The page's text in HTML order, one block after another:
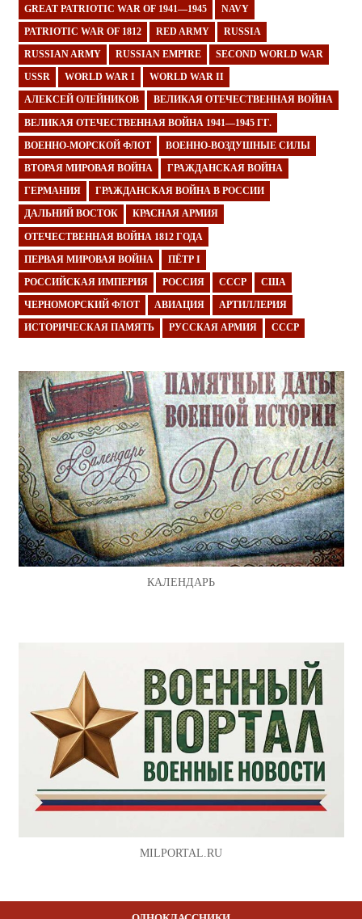
GREAT PATRIOTIC WAR OF 1941—1945 NAVY
PATRIOTIC WAR OF 1812 RED ARMY RUSSIA
RUSSIAN ARMY RUSSIAN EMPIRE SECOND WORLD WAR
USSR WORLD WAR I WORLD WAR II
АЛЕКСЕЙ ОЛЕЙНИКОВ ВЕЛИКАЯ ОТЕЧЕСТВЕННАЯ ВОЙНА
ВЕЛИКАЯ ОТЕЧЕСТВЕННАЯ ВОЙНА 1941—1945 ГГ.
ВОЕННО-МОРСКОЙ ФЛОТ ВОЕННО-ВОЗДУШНЫЕ СИЛЫ
ВТОРАЯ МИРОВАЯ ВОЙНА ГРАЖДАНСКАЯ ВОЙНА
ГЕРМАНИЯ ГРАЖДАНСКАЯ ВОЙНА В РОССИИ
ДАЛЬНИЙ ВОСТОК КРАСНАЯ АРМИЯ
ОТЕЧЕСТВЕННАЯ ВОЙНА 1812 ГОДА
ПЕРВАЯ МИРОВАЯ ВОЙНА ПЁТР I
РОССИЙСКАЯ ИМПЕРИЯ РОССИЯ СССР США
ЧЕРНОМОРСКИЙ ФЛОТ АВИАЦИЯ АРТИЛЛЕРИЯ
ИСТОРИЧЕСКАЯ ПАМЯТЬ РУССКАЯ АРМИЯ СССР
КАЛЕНДАРЬ
MILPORTAL.RU